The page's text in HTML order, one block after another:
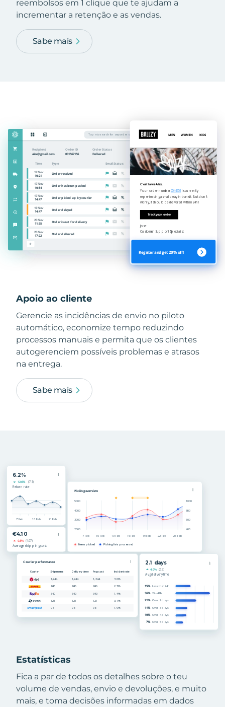
reembolsos em 1 clique que te ajudam a
incrementar a retenção e as vendas.
Sabe mais
Apoio ao cliente
Gerencie as incidências de envio no piloto
automático, economize tempo reduzindo
processos manuais e permita que os clientes
autogerenciem possíveis problemas e atrasos
na entrega.
Sabe mais
Estatísticas
Fica a par de todos os detalhes sobre o teu
volume de vendas, envio e devoluções, e muito
mais, e toma decisões informadas em dados